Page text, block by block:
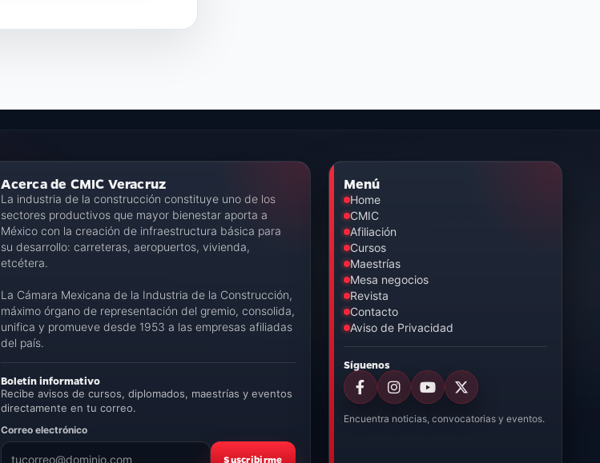
Acerca de CMIC Veracruz
La industria de la construcción constituye uno de los
sectores productivos que mayor bienestar aporta a
México con la creación de infraestructura básica para
su desarrollo: carreteras, aeropuertos, vivienda,
etcétera.
La Cámara Mexicana de la Industria de la Construcción,
máximo órgano de representación del gremio, consolida,
unifica y promueve desde 1953 a las empresas afiliadas
del país.
Boletín informativo
Recibe avisos de cursos, diplomados, maestrías y eventos
directamente en tu correo.
Correo electrónico
Suscribirme
Menú
Home
CMIC
Afiliación
Cursos
Maestrías
Mesa negocios
Revista
Contacto
Aviso de Privacidad
Síguenos
Encuentra noticias, convocatorias y eventos.